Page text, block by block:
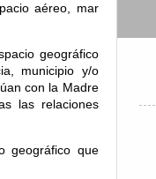
aéreo, mar
geográfico
municipio y/o
con la Madre
las relaciones
geográfico que